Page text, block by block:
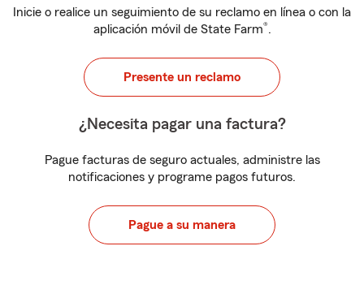
Inicie o realice un seguimiento de su reclamo en línea o con la
aplicación móvil de State Farm®.
Presente un reclamo
¿Necesita pagar una factura?
Pague facturas de seguro actuales, administre las
notificaciones y programe pagos futuros.
Pague a su manera